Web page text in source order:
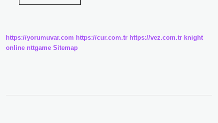
https://yorumuvar.com https://cur.com.tr https://vez.com.tr knight
online nttgame Sitemap